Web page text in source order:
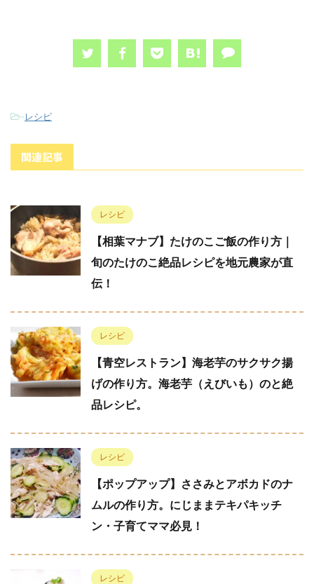
-レシピ
関連記事
レシピ
【相葉マナブ】たけのこご飯の作り方｜
旬のたけのこ絶品レシピを地元農家が直
伝！
レシピ
【青空レストラン】海老芋のサクサク揚
げの作り方。海老芋（えびいも）のと絶
品レシピ。
レシピ
【ポップアップ】ささみとアボカドのナ
ムルの作り方。にじままテキパキッチ
ン・子育てママ必見！
レシピ